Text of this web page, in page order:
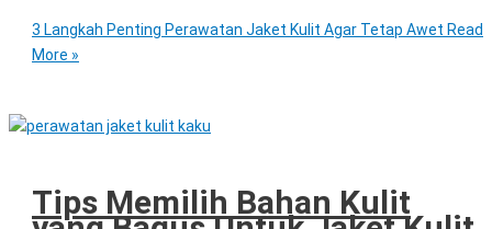
3 Langkah Penting Perawatan Jaket Kulit Agar Tetap Awet Read
More »
Tips Memilih Bahan Kulit